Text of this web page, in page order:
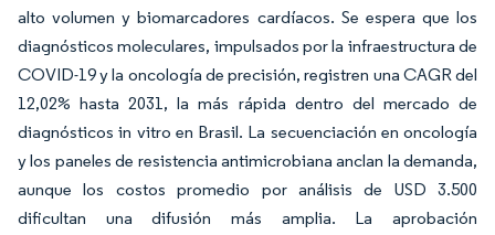
alto volumen y biomarcadores cardíacos. Se espera que los
diagnósticos moleculares, impulsados por la infraestructura de
COVID-19 y la oncología de precisión, registren una CAGR del
12,02% hasta 2031, la más rápida dentro del mercado de
diagnósticos in vitro en Brasil. La secuenciación en oncología
y los paneles de resistencia antimicrobiana anclan la demanda,
aunque los costos promedio por análisis de USD 3.500
dificultan una difusión más amplia. La aprobación